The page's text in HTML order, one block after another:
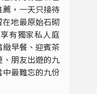
，一天只接待
地最原始石砌
有獨家私人庭
早餐、迎賓茶
朋友出遊的九
最難忘的九份